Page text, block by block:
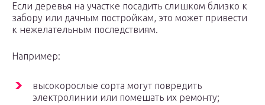
Если деревья на участке посадить слишком близко к
забору или дачным постройкам, это может привести
к нежелательным последствиям.
Например:
высокорослые сорта могут повредить
электролинии или помешать их ремонту;